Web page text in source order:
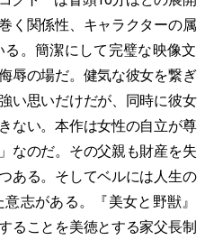
く関係性、キャラクターの属
。簡潔にして完璧な映像文
辱の場だ。健気な彼女を繋ぎ
い思いだけだが、同時に彼女
ない。本作は女性の自立が尊
なのだ。その父親も財産を失
ある。そしてベルには人生の
志がある。『美女と野獣』
ることを美徳とする家父長制